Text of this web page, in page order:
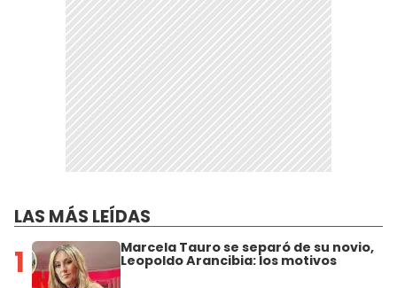
LAS MÁS LEÍDAS
1 Marcela Tauro se separó de su novio,
Leopoldo Arancibia: los motivos